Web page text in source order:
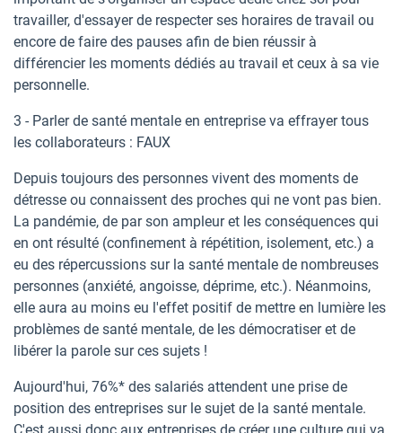
travailler, d'essayer de respecter ses horaires de travail ou
encore de faire des pauses afin de bien réussir à
différencier les moments dédiés au travail et ceux à sa vie
personnelle.
3 - Parler de santé mentale en entreprise va effrayer tous
les collaborateurs : FAUX
Depuis toujours des personnes vivent des moments de
détresse ou connaissent des proches qui ne vont pas bien.
La pandémie, de par son ampleur et les conséquences qui
en ont résulté (confinement à répétition, isolement, etc.) a
eu des répercussions sur la santé mentale de nombreuses
personnes (anxiété, angoisse, déprime, etc.). Néanmoins,
elle aura au moins eu l'effet positif de mettre en lumière les
problèmes de santé mentale, de les démocratiser et de
libérer la parole sur ces sujets !
Aujourd'hui, 76%* des salariés attendent une prise de
position des entreprises sur le sujet de la santé mentale.